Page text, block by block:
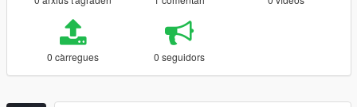
0 càrregues 0 seguidors